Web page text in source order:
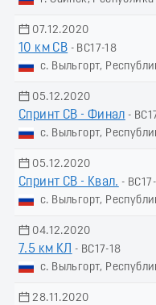
07.12.2020
10 км СВ - ВС17-18
с. Выльгорт,
05.12.2020
Спринт СВ - Финал -
с. Выльгорт,
05.12.2020
Спринт СВ - Квал. -
с. Выльгорт,
04.12.2020
7.5 км КЛ
- ВС17-18
с. Выльгорт,
28.11.2020